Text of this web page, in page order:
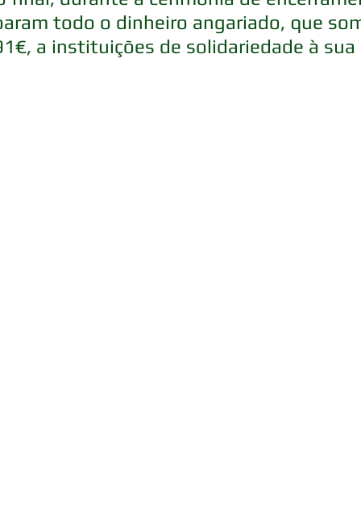
todo o dinheiro angariado, que
a instituições de solidariedade à sua